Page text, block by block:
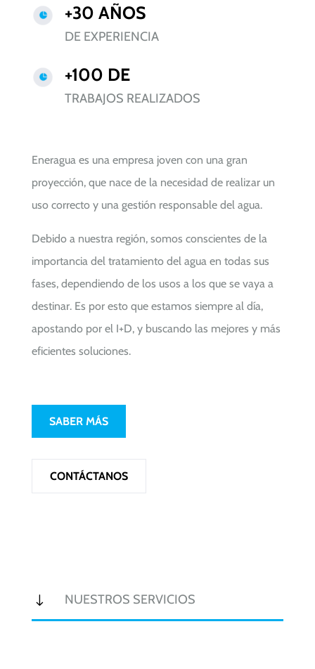
+30 AÑOS
DE EXPERIENCIA
+100 DE
TRABAJOS REALIZADOS
Eneragua es una empresa joven con una gran
proyección, que nace de la necesidad de realizar un
uso correcto y una gestión responsable del agua.
Debido a nuestra región, somos conscientes de la
importancia del tratamiento del agua en todas sus
fases, dependiendo de los usos a los que se vaya a
destinar. Es por esto que estamos siempre al día,
apostando por el I+D, y buscando las mejores y más
eficientes soluciones.
SABER MÁS
CONTÁCTANOS
" NUESTROS SERVICIOS